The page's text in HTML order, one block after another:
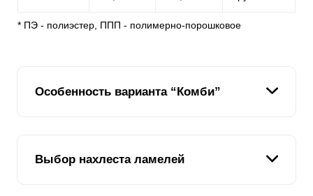
* ПЭ - полиэстер, ППП - полимерно-порошковое
Особенность варианта “Комби”
конструкции и стиля, которые ему нужны. Зачастую
Выбор нахлеста ламелей